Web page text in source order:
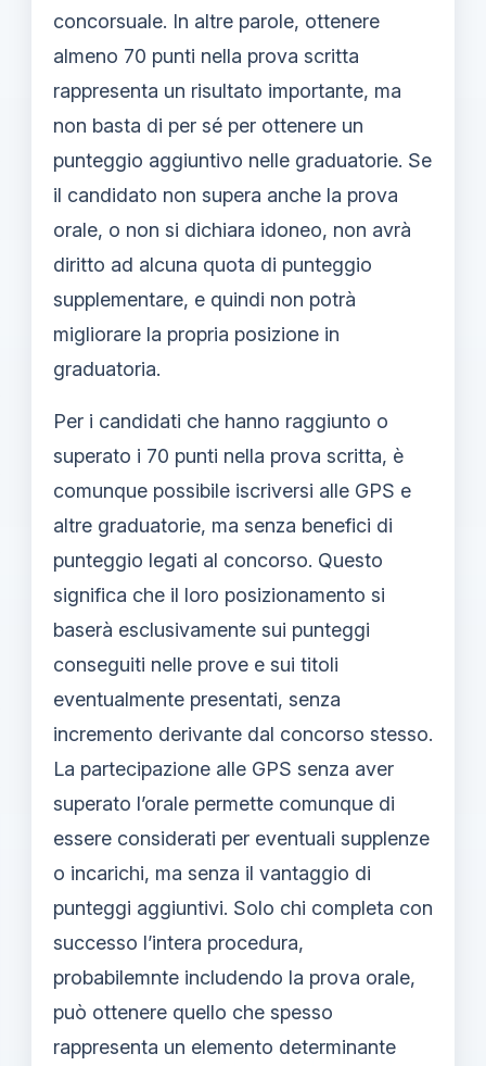
concorsuale. In altre parole, ottenere
almeno 70 punti nella prova scritta
rappresenta un risultato importante, ma
non basta di per sé per ottenere un
punteggio aggiuntivo nelle graduatorie. Se
il candidato non supera anche la prova
orale, o non si dichiara idoneo, non avrà
diritto ad alcuna quota di punteggio
supplementare, e quindi non potrà
migliorare la propria posizione in
graduatoria.
Per i candidati che hanno raggiunto o
superato i 70 punti nella prova scritta, è
comunque possibile iscriversi alle GPS e
altre graduatorie, ma senza benefici di
punteggio legati al concorso. Questo
significa che il loro posizionamento si
baserà esclusivamente sui punteggi
conseguiti nelle prove e sui titoli
eventualmente presentati, senza
incremento derivante dal concorso stesso.
La partecipazione alle GPS senza aver
superato l’orale permette comunque di
essere considerati per eventuali supplenze
o incarichi, ma senza il vantaggio di
punteggi aggiuntivi. Solo chi completa con
successo l’intera procedura,
probabilemnte includendo la prova orale,
può ottenere quello che spesso
rappresenta un elemento determinante